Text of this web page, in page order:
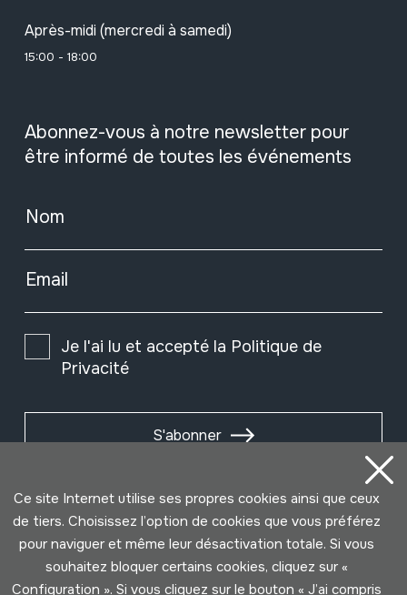
Après-midi (mercredi à samedi)
15:00 - 18:00
Abonnez-vous à notre newsletter pour
être informé de toutes les événements
Nom
Email
Je l'ai lu et accepté la Politique de
Privacité
S'abonner
Ce site Internet utilise ses propres cookies ainsi que ceux
de tiers. Choisissez l’option de cookies que vous préférez
pour naviguer et même leur désactivation totale. Si vous
souhaitez bloquer certains cookies, cliquez sur «
Configuration ». Si vous cliquez sur le bouton « J’ai compris